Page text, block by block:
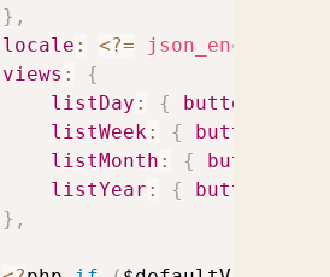
} ,
locale : <?= json_encode
views :
{
listDay : { buttonText
listWeek : { buttonText
listMonth : { buttonText
listYear : { buttonText
} ,